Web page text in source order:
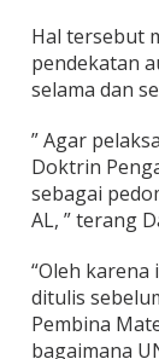
n
e
n
a
w
s
a
I
n
e
Hal tersebut
pendekatan
selama dan
” Agar
Doktrin
sebagai
AL, ” terang
“Oleh
ditulis
Pembina
bagaimana